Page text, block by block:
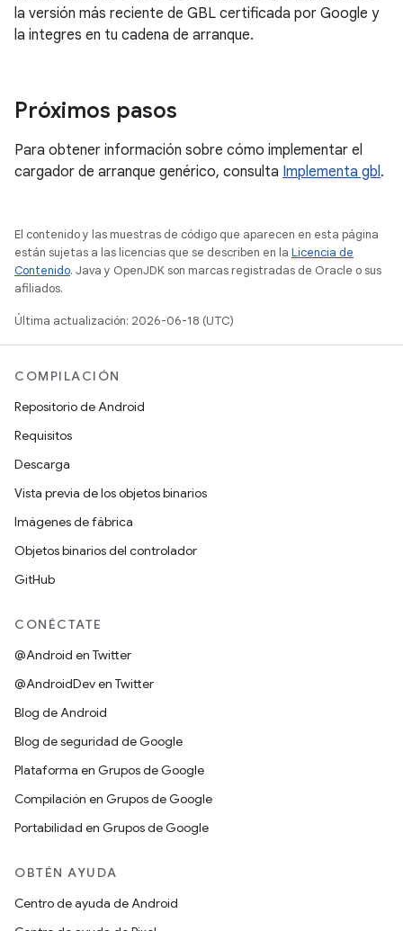
la versión más reciente de GBL certificada por Google y
la integres en tu cadena de arranque.
Próximos pasos
Para obtener información sobre cómo implementar el
cargador de arranque genérico, consulta Implementa gbl.
El contenido y las muestras de código que aparecen en esta página
están sujetas a las licencias que se describen en la Licencia de
Contenido. Java y OpenJDK son marcas registradas de Oracle o sus
afiliados.
Última actualización: 2026-06-18 (UTC)
COMPILACIÓN
Repositorio de Android
Requisitos
Descarga
Vista previa de los objetos binarios
Imágenes de fábrica
Objetos binarios del controlador
GitHub
CONÉCTATE
@Android en Twitter
@AndroidDev en Twitter
Blog de Android
Blog de seguridad de Google
Plataforma en Grupos de Google
Compilación en Grupos de Google
Portabilidad en Grupos de Google
OBTÉN AYUDA
Centro de ayuda de Android